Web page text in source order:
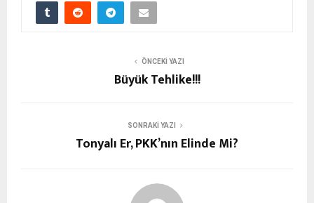
ÖNCEKI YAZI
Büyük Tehlike!!!
SONRAKI YAZI
Tonyalı Er, PKK’nın Elinde Mi?